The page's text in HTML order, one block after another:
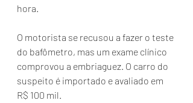
hora.
O motorista se recusou a fazer o teste
do bafômetro, mas um exame clínico
comprovou a embriaguez. O carro do
suspeito é importado e avaliado em
R$ 100 mil.